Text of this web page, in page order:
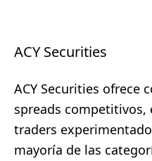
ACY Securities
ACY Securities ofrece
spreads competitivos,
traders
mayoría de las